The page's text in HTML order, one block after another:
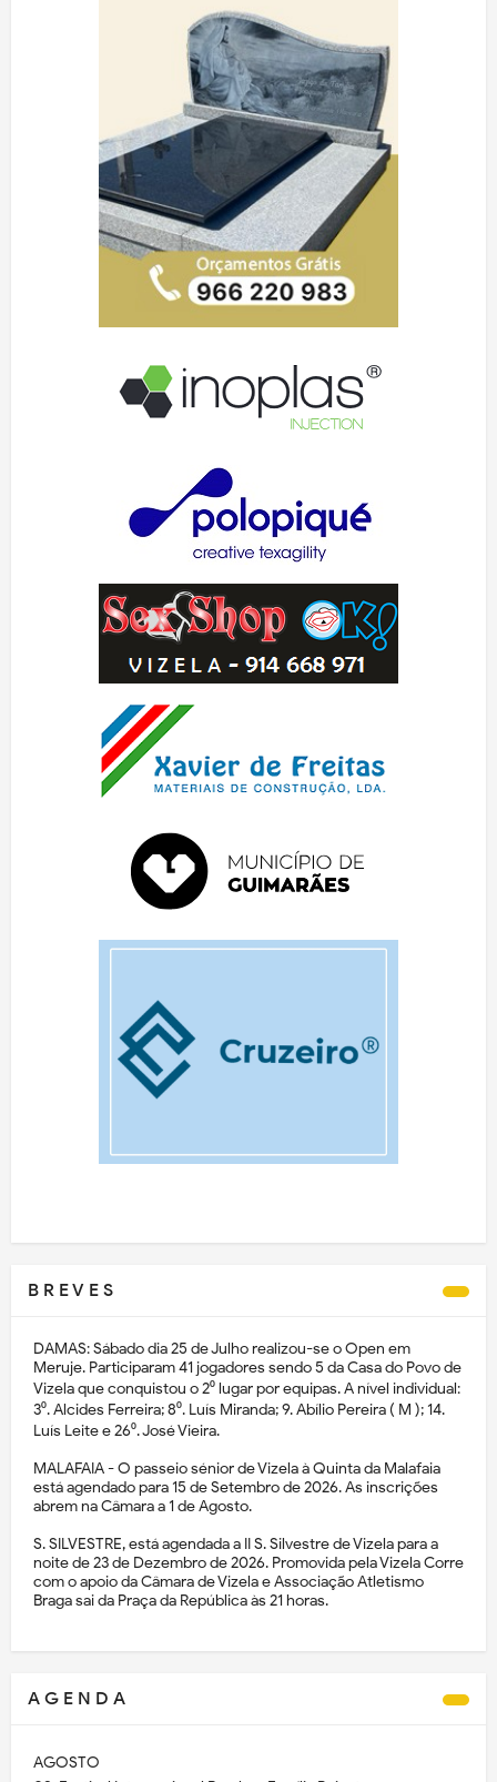
B R E V E S
DAMAS: Sábado dia 25 de Julho realizou-se o Open em
Meruje. Participaram 41 jogadores sendo 5 da Casa do Povo de
Vizela que conquistou o 2⁰ lugar por equipas. A nível individual:
3⁰. Alcides Ferreira; 8⁰. Luís Miranda; 9. Abílio Pereira ( M ); 14.
Luís Leite e 26⁰. José Vieira.
MALAFAIA - O passeio sénior de Vizela à Quinta da Malafaia
está agendado para 15 de Setembro de 2026. As inscrições
abrem na Câmara a 1 de Agosto.
S. SILVESTRE, está agendada a II S. Silvestre de Vizela para a
noite de 23 de Dezembro de 2026. Promovida pela Vizela Corre
com o apoio da Câmara de Vizela e Associação Atletismo
Braga sai da Praça da República às 21 horas.
A G E N D A
AGOSTO